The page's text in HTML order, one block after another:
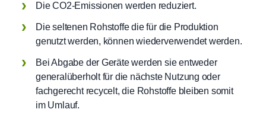
Die CO2-Emissionen werden reduziert.
Die seltenen Rohstoffe die für die Produktion
genutzt werden, können wiederverwendet werden.
Bei Abgabe der Geräte werden sie entweder
generalüberholt für die nächste Nutzung oder
fachgerecht recycelt, die Rohstoffe bleiben somit
im Umlauf.